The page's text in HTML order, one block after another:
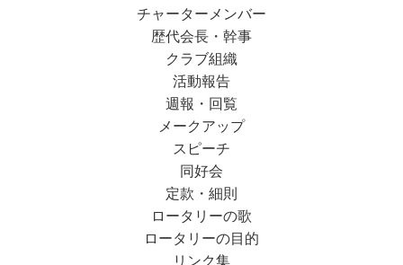
チャーターメンバー
歴代会長・幹事
クラブ組織
活動報告
週報・回覧
メークアップ
スピーチ
同好会
定款・細則
ロータリーの歌
ロータリーの目的
リンク集